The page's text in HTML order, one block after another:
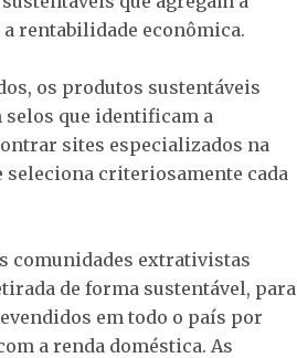
rentabilidade econômica.
os produtos sustentáveis
selos que identificam a
sites especializados na
seleciona criteriosamente cada
comunidades extrativistas
de forma sustentável, para
em todo o país por
a renda doméstica. As